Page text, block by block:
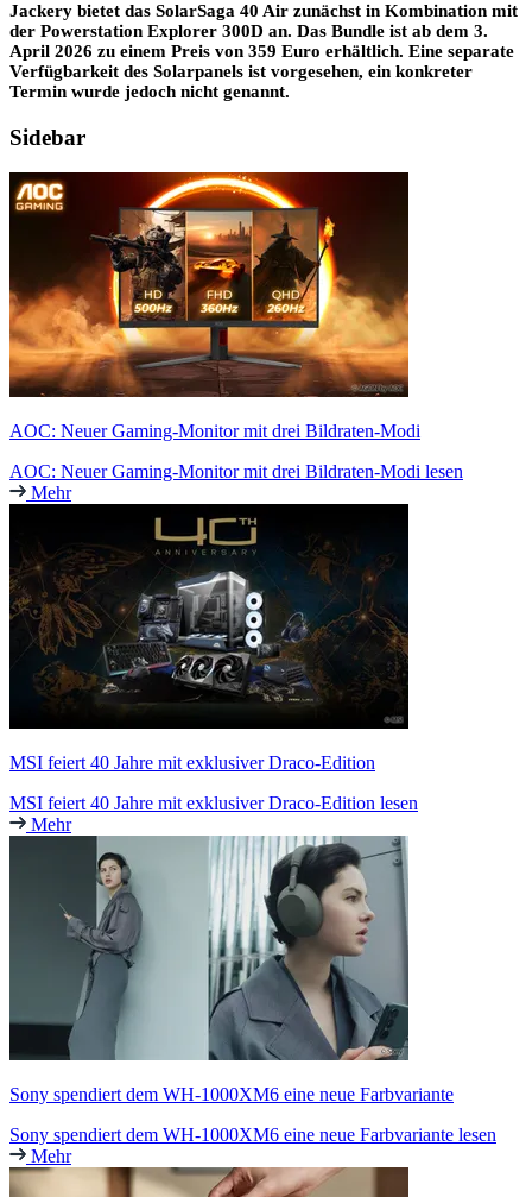
Jackery bietet das SolarSaga 40 Air zunächst in Kombination mit
der Powerstation Explorer 300D an. Das Bundle ist ab dem 3.
April 2026 zu einem Preis von 359 Euro erhältlich. Eine separate
Verfügbarkeit des Solarpanels ist vorgesehen, ein konkreter
Termin wurde jedoch nicht genannt.
Sidebar
AOC: Neuer Gaming-Monitor mit drei Bildraten-Modi
AOC: Neuer Gaming-Monitor mit drei Bildraten-Modi lesen
Mehr
MSI feiert 40 Jahre mit exklusiver Draco-Edition
MSI feiert 40 Jahre mit exklusiver Draco-Edition lesen
Mehr
Sony spendiert dem WH-1000XM6 eine neue Farbvariante
Sony spendiert dem WH-1000XM6 eine neue Farbvariante lesen
Mehr